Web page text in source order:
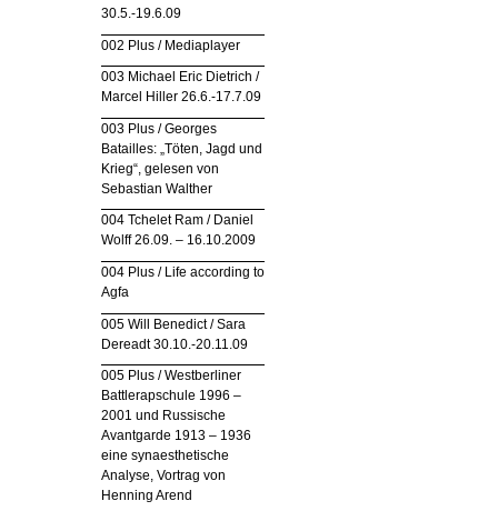
30.5.-19.6.09
002 Plus / Mediaplayer
003 Michael Eric Dietrich /
Marcel Hiller 26.6.-17.7.09
003 Plus / Georges
Batailles: „Töten, Jagd und
Krieg“, gelesen von
Sebastian Walther
004 Tchelet Ram / Daniel
Wolff 26.09. – 16.10.2009
004 Plus / Life according to
Agfa
005 Will Benedict / Sara
Dereadt 30.10.-20.11.09
005 Plus / Westberliner
Battlerapschule 1996 –
2001 und Russische
Avantgarde 1913 – 1936
eine synaesthetische
Analyse, Vortrag von
Henning Arend